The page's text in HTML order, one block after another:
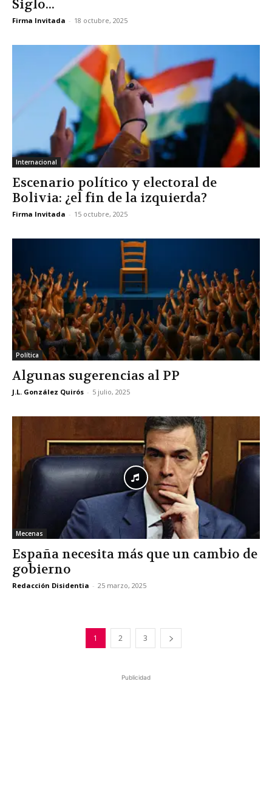
Siglo...
Firma Invitada - 18 octubre, 2025
Internacional
Escenario político y electoral de
Bolivia: ¿el fin de la izquierda?
Firma Invitada - 15 octubre, 2025
Política
Algunas sugerencias al PP
J.L. González Quirós - 5 julio, 2025
Mecenas
España necesita más que un cambio de
gobierno
Redacción Disidentia - 25 marzo, 2025
1 2 3
Publicidad